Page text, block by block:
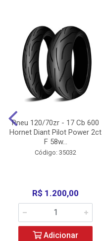
Pneu 120/70zr - 17 Cb 600
Hornet Diant Pilot Power 2ct
F 58w...
Código: 35032
R$ 1.200,00
Adicionar